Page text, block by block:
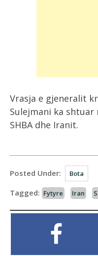
Vrasja e gjeneralit
Sulejmani ka shtuar
SHBA dhe Iranit.
Posted Under: Bota
Tagged: Fytyre Iran